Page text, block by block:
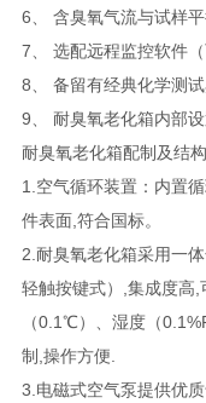
6、 含臭氧气流与试样平
7、 选配远程监控软件
8、 备留有经典化学测试
9、 耐臭氧老化箱内部设
耐臭氧老化箱配制及结
1.空气循环装置：内置
件表面,符合国标。
2.耐臭氧老化箱采用一
轻触按键式）,集成度高
（0.1℃）、湿度（
制,操作方便.
3.电磁式空气泵提供优